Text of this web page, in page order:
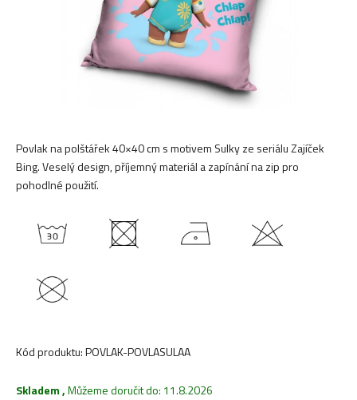
Povlak na polštářek 40×40 cm s motivem Sulky ze seriálu Zajíček
Bing. Veselý design, příjemný materiál a zapínání na zip pro
pohodlné použití.
Kód produktu:POVLAK-POVLASULAA
Skladem,Můžeme doručit do: 11.8.2026